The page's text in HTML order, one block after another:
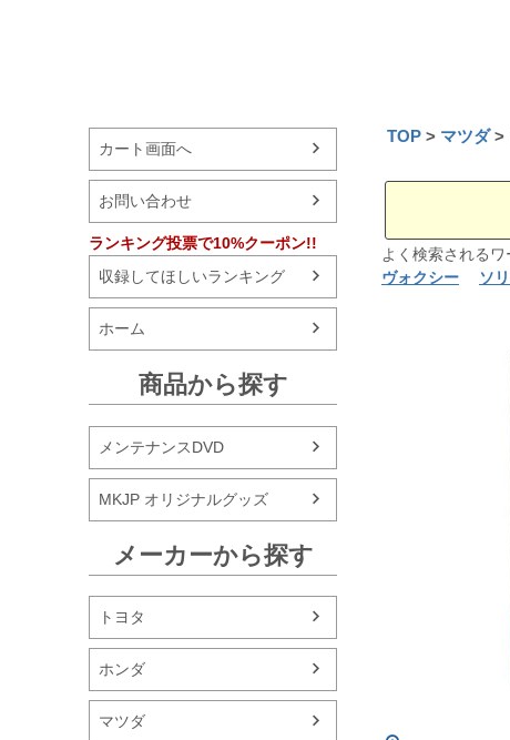
カート画面へ
お問い合わせ
ランキング投票で10%クーポン!!
収録してほしいランキング
ホーム
商品から探す
メンテナンスDVD
MKJP オリジナルグッズ
メーカーから探す
トヨタ
ホンダ
マツダ
TOP マツダ
よく検索される
ヴォクシー
ソ